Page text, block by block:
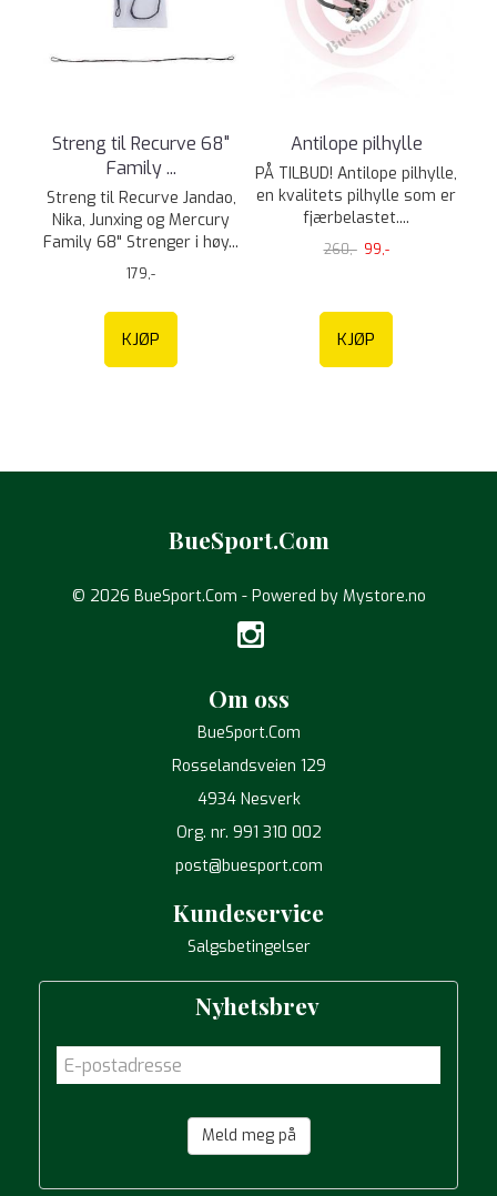
Streng til Recurve 68"
Family ...
Streng til Recurve Jandao,
Nika, Junxing og Mercury
Family 68" Strenger i høy...
179,-
KJØP
Antilope pilhylle
PÅ TILBUD! Antilope pilhylle,
en kvalitets pilhylle som er
fjærbelastet....
260,- 99,-
KJØP
BueSport.Com
© 2026 BueSport.Com - Powered by Mystore.no
Om oss
BueSport.Com
Rosselandsveien 129
4934 Nesverk
Org. nr. 991 310 002
post@buesport.com
Kundeservice
Salgsbetingelser
Nyhetsbrev
Meld meg på